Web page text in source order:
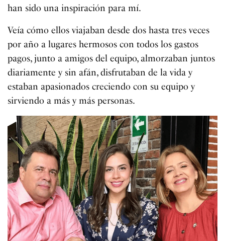
han sido una inspiración para mí.
Veía cómo ellos viajaban desde dos hasta tres veces
por año a lugares hermosos con todos los gastos
pagos, junto a amigos del equipo, almorzaban juntos
diariamente y sin afán, disfrutaban de la vida y
estaban apasionados creciendo con su equipo y
sirviendo a más y más personas.